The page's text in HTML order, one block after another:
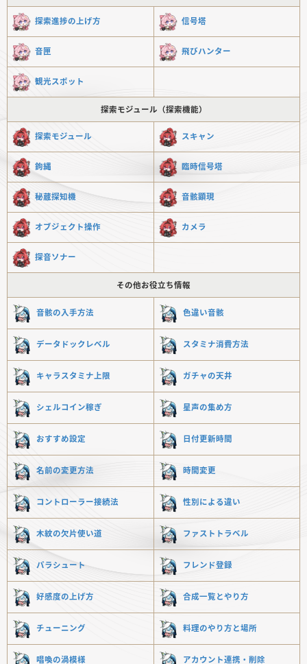
探索進捗の上げ方 信号塔
音匣 飛びハンター
観光スポット
探索モジュール（探索機能）
探索モジュール スキャン
鉤縄 臨時信号塔
秘蔵探知機 音骸顕現
オブジェクト操作 カメラ
探音ソナー
その他お役立ち情報
音骸の入手方法 色違い音骸
データドックレベル スタミナ消費方法
キャラスタミナ上限 ガチャの天井
シェルコイン稼ぎ 星声の集め方
おすすめ設定 日付更新時間
名前の変更方法 時間変更
コントローラー接続法 性別による違い
木紋の欠片使い道 ファストトラベル
パラシュート フレンド登録
好感度の上げ方 合成一覧とやり方
チューニング 料理のやり方と場所
唱喚の渦模様 アカウント連携・削除